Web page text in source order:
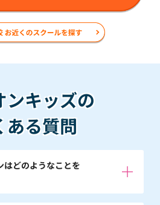
ンキッズの
ある質問
はどのようなことを